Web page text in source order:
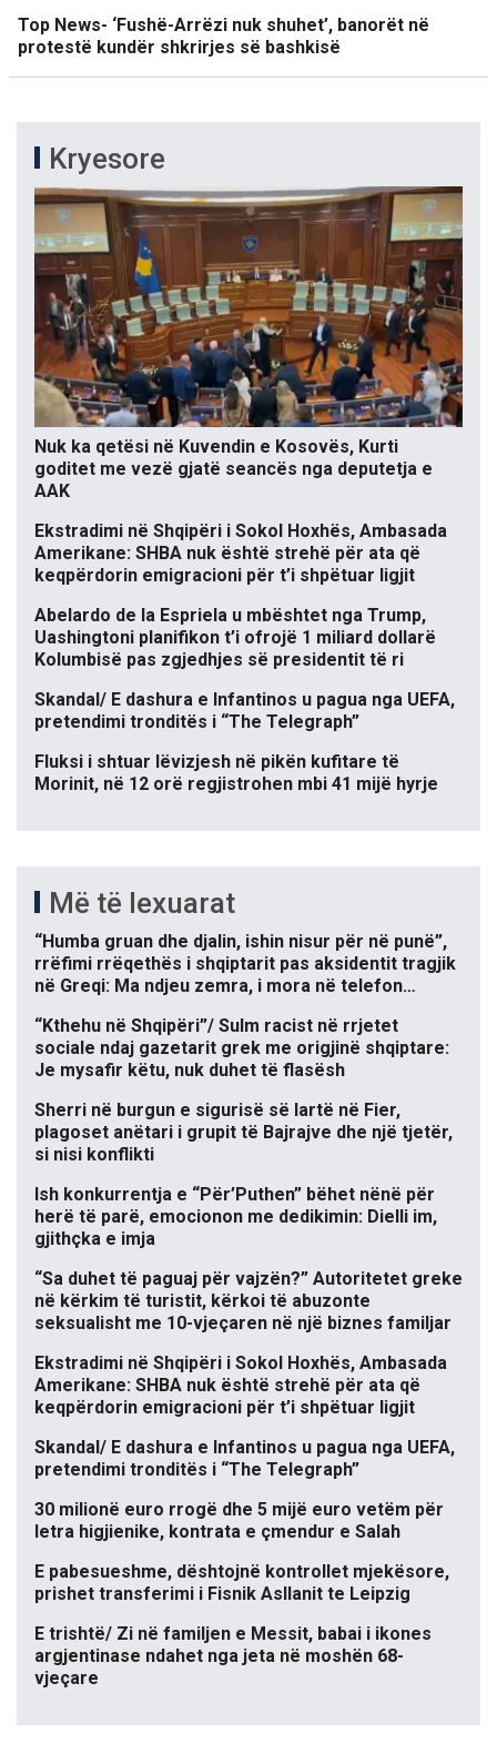
Top News- ‘Fushë-Arrëzi nuk shuhet’, banorët në
protestë kundër shkrirjes së bashkisë
Kryesore
Nuk ka qetësi në Kuvendin e Kosovës, Kurti
goditet me vezë gjatë seancës nga deputetja e
AAK
Ekstradimi në Shqipëri i Sokol Hoxhës, Ambasada
Amerikane: SHBA nuk është strehë për ata që
keqpërdorin emigracioni për t’i shpëtuar ligjit
Abelardo de la Espriela u mbështet nga Trump,
Uashingtoni planifikon t’i ofrojë 1 miliard dollarë
Kolumbisë pas zgjedhjes së presidentit të ri
Skandal/ E dashura e Infantinos u pagua nga UEFA,
pretendimi tronditës i “The Telegraph”
Fluksi i shtuar lëvizjesh në pikën kufitare të
Morinit, në 12 orë regjistrohen mbi 41 mijë hyrje
Më të lexuarat
“Humba gruan dhe djalin, ishin nisur për në punë”,
rrëfimi rrëqethës i shqiptarit pas aksidentit tragjik
në Greqi: Ma ndjeu zemra, i mora në telefon…
“Kthehu në Shqipëri”/ Sulm racist në rrjetet
sociale ndaj gazetarit grek me origjinë shqiptare:
Je mysafir këtu, nuk duhet të flasësh
Sherri në burgun e sigurisë së lartë në Fier,
plagoset anëtari i grupit të Bajrajve dhe një tjetër,
si nisi konflikti
Ish konkurrentja e “Për’Puthen” bëhet nënë për
herë të parë, emocionon me dedikimin: Dielli im,
gjithçka e imja
“Sa duhet të paguaj për vajzën?” Autoritetet greke
në kërkim të turistit, kërkoi të abuzonte
seksualisht me 10-vjeçaren në një biznes familjar
Ekstradimi në Shqipëri i Sokol Hoxhës, Ambasada
Amerikane: SHBA nuk është strehë për ata që
keqpërdorin emigracioni për t’i shpëtuar ligjit
Skandal/ E dashura e Infantinos u pagua nga UEFA,
pretendimi tronditës i “The Telegraph”
30 milionë euro rrogë dhe 5 mijë euro vetëm për
letra higjienike, kontrata e çmendur e Salah
E pabesueshme, dështojnë kontrollet mjekësore,
prishet transferimi i Fisnik Asllanit te Leipzig
E trishtë/ Zi në familjen e Messit, babai i ikones
argjentinase ndahet nga jeta në moshën 68-
vjeçare